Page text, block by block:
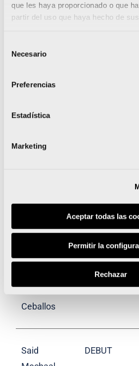
que les haya proporcionado o que
partir del uso que haya hecho de
Necesario
Preferencias
Estadística
Marketing
Aceptar todas las
Permitir la
Rechazar
Fernando
Carro
1h03:12
Olmos
Martínez
Roberto
1h03:45
Adrià
Ceballos
1h04:27
Said
DEBUT